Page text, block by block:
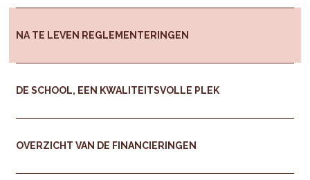
NA TE LEVEN REGLEMENTERINGEN
DE SCHOOL, EEN KWALITEITSVOLLE PLEK
OVERZICHT VAN DE FINANCIERINGEN